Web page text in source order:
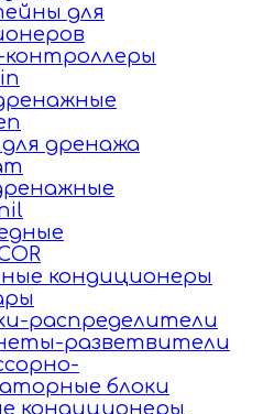
для
дренажа
кондиционеры
распределители
разветвители
блоки
кондиционеры